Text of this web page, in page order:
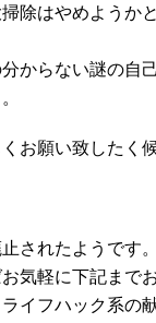
除はやめようか
からない謎の自
お願い致したく候
されたようです。
気軽に下記まで
イフハック系の